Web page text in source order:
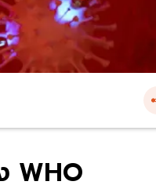
WHO